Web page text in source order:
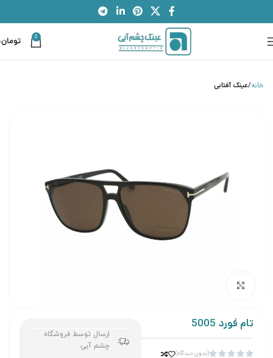
0 تومان
خانه عینک آفتابی
تام فورد 5005




(بدون دیدگاه)
ارسال توسط فروشگاه
چشم آبی